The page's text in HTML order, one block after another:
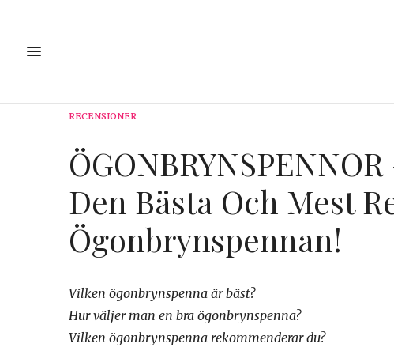
RECENSIONER
Den Bästa Och Mest
Ögonbrynspennan!
Vilken ögonbrynspenna är bäst?
Hur väljer man en bra ögonbrynspenna?
Vilken ögonbrynspenna rekommenderar du?